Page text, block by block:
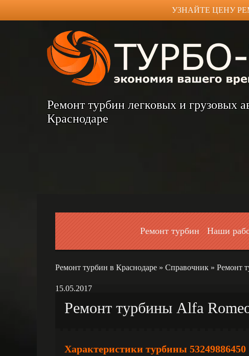
УЗНАЙТЕ ЦЕНУ
Ремонт турбин легковых и грузовых
Краснодаре
Ремонт турбин Наши
Ремонт турбин в Краснодаре » Справочник » Ремонт
15.05.2017
Ремонт турбины Alfa
Характеристики турбины 53249886450